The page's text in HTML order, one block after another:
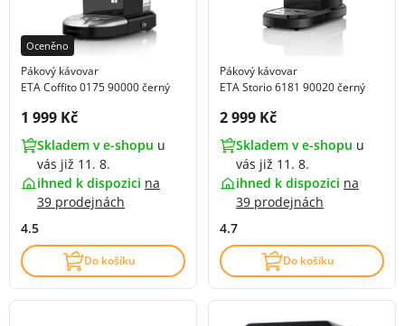
Oceněno
Pákový kávovar
ETA Coffito 0175 90000 černý
Cena s DPH:
1 999 Kč
Skladem v e-shopu u
vás již 11. 8.
ihned k dispozici na
39 prodejnách
4.5
Do košíku
Pákový kávovar
ETA Storio 6181 90020 černý
Cena s DPH:
2 999 Kč
Skladem v e-shopu u
vás již 11. 8.
ihned k dispozici na
39 prodejnách
4.7
Do košíku